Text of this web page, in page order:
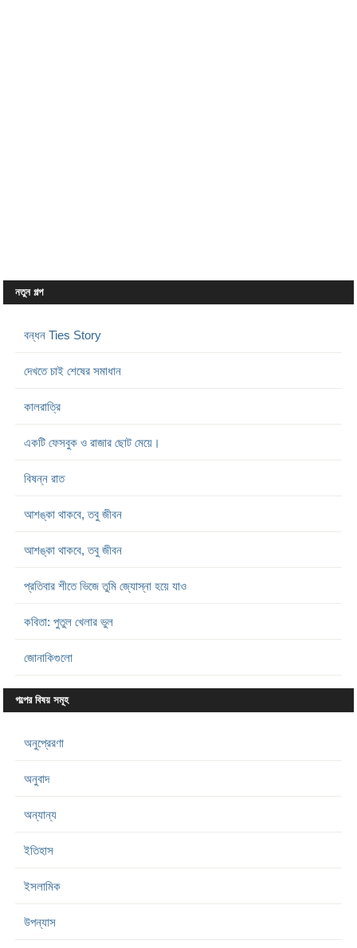
নতুন গল্প
বন্ধন Ties Story
দেখতে চাই শেষের সমাধান
কালরাত্রি
একটি ফেসবুক ও রাজার ছোট মেয়ে।
বিষন্ন রাত
আশঙ্কা থাকবে, তবু জীবন
আশঙ্কা থাকবে, তবু জীবন
প্রতিবার শীতে ভিজে তুমি জ্যোস্না হয়ে যাও
কবিতা: পুতুল খেলার ভুল
জোনাকিগুলো
গল্পের বিষয় সমূহ
অনুপ্রেরণা
অনুবাদ
অন্যান্য
ইতিহাস
ইসলামিক
উপন্যাস